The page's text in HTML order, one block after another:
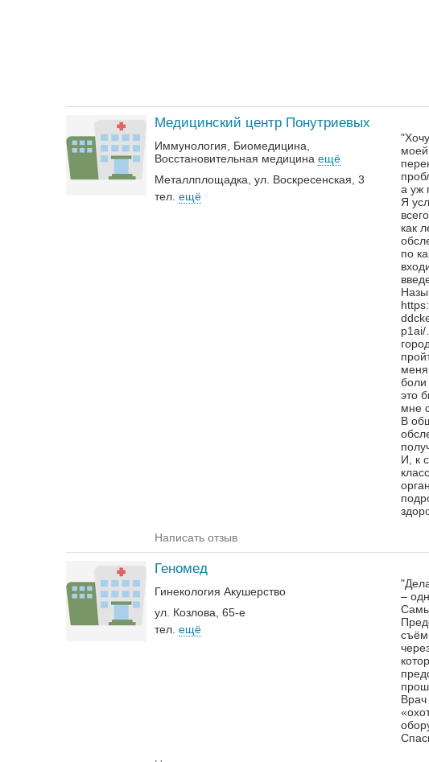
Медицинский центр Понутриевых
Иммунология
Биомедицина
Восстановительная медицина ещё
Металлплощадка, ул. Воскресенская, 3
тел. ещё
моей
а уж
Я
как
по
p1ai/
боли
это
мне
В
И, к
Написать отзыв
Геномед
Гинекология Акушерство
ул. Козлова, 65-е
тел. ещё
–